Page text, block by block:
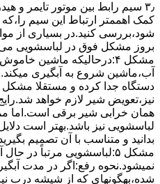
۳٫ ﺳﯿﻢ راﺑﻂ ﺑﯿﻦ ﻣﻮﺗﻮر ﺗﺎﯾﻤﺮ
کمک اهممتر ارﺗﺒﺎط اﯾﻦ ﺳﯿﻢ
ﺷﻮد،بررسی ﮐﻨﯿﺪ.در ﺑﺴﯿﺎری از
ﺑﺮوز مشکل ﻓﻮق در لباسشویی
مشکل ۴:درحالیکه ﻣﺎﺷﯿﻦ
آب،ﻣﺎﺷﯿﻦ ﺷﺮوع ﺑﻪ آﺑﮕﯿﺮی
دستگاه جدا کرده و مستقلا مشکل
نیز،تعویض شیر لازم خواهد
همان خرابی شیر برقی است.اما
لباسشویی نیز باشد.بهتر است
بدانید و متناسب با آن تصمیم
مشکل ۵:لباسشویی مرتباً
نمیشود.نحوه رﻓﻊ:اﮔﺮ در ﻣﺪت
ﺷﺪه،بهگونهای ﮐﻪ از ﺷﯿﺸﻪ درب